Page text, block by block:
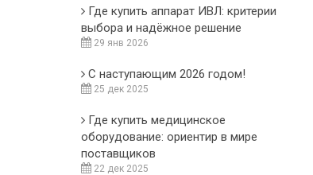
Где купить аппарат ИВЛ: критерии
выбора и надёжное решение
29 янв 2026
С наступающим 2026 годом!
25 дек 2025
Где купить медицинское
оборудование: ориентир в мире
поставщиков
22 дек 2025